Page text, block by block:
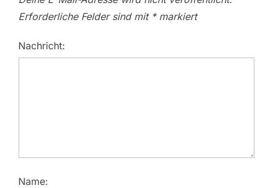
Erforderliche Felder sind mit *markiert
Nachricht:
Name: